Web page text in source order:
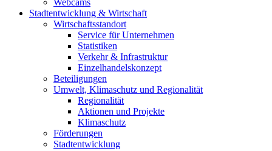
Webcams
Stadtentwicklung & Wirtschaft
Wirtschaftsstandort
Service für Unternehmen
Statistiken
Verkehr & Infrastruktur
Einzelhandelskonzept
Beteiligungen
Umwelt, Klimaschutz und Regionalität
Regionalität
Aktionen und Projekte
Klimaschutz
Förderungen
Stadtentwicklung